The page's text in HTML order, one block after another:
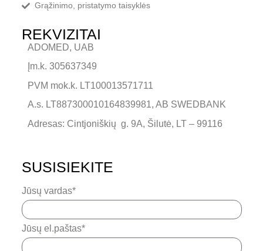
Grąžinimo, pristatymo taisyklės
REKVIZITAI
ADOMED, UAB
Įm.k. 305637349
PVM mok.k. LT100013571711
A.s. LT887300010164839981, AB SWEDBANK
Adresas: Cintjoniškių g. 9A, Šilutė, LT – 99116
SUSISIEKITE
Jūsų vardas*
Jūsų el.paštas*